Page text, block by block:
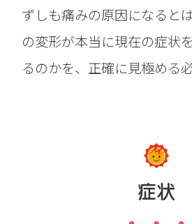
ずしも痛みの原因になると
の変形が本当に現在の症状
るのかを、正確に見極める
症状